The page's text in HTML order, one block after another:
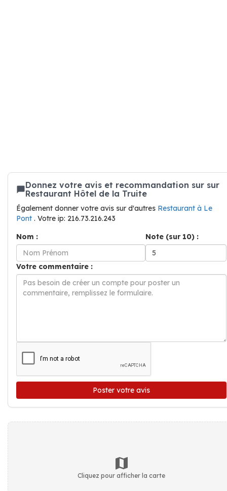
Donnez votre avis et recommandation sur sur
Restaurant Hôtel de la Truite
Également donner votre avis sur d'autres Restaurant à Le
Pont . Votre ip: 216.73.216.243
Nom :
Note (sur 10) :
Votre commentaire :
Poster votre avis
Cliquez pour afficher la carte